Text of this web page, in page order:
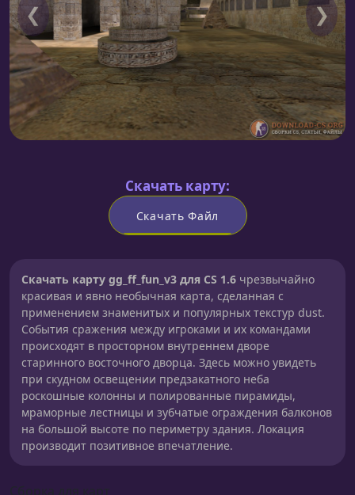
❮ ❯
Скачать карту:
Скачать Файл
Скачать карту gg_ff_fun_v3 для CS 1.6 чрезвычайно
красивая и явно необычная карта, сделанная с
применением знаменитых и популярных текстур dust.
События сражения между игроками и их командами
происходят в просторном внутреннем дворе
старинного восточного дворца. Здесь можно увидеть
при скудном освещении предзакатного неба
роскошные колонны и полированные пирамиды,
мраморные лестницы и зубчатые ограждения балконов
на большой высоте по периметру здания. Локация
производит позитивное впечатление.